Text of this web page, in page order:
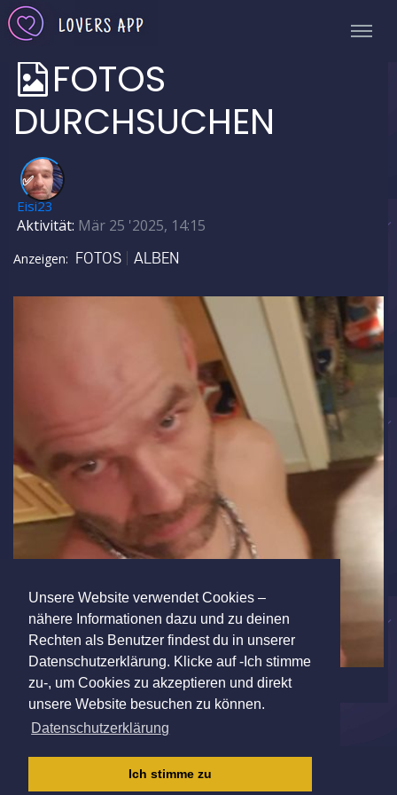
Unsere Website verwendet Cookies –
nähere Informationen dazu und zu deinen
Rechten als Benutzer findest du in unserer
Datenschutzerklärung. Klicke auf -Ich stimme
zu-, um Cookies zu akzeptieren und direkt
unsere Website besuchen zu können.
Datenschutzerklärung
Ich stimme zu
FOTOS
DURCHSUCHEN
✅
Eisi23
Aktivität: Mär 25 '2025, 14:15
Anzeigen: FOTOS ALBEN
|AGB|DATENSCHUTZ
KINDERSCHUTZRICHTLINIE